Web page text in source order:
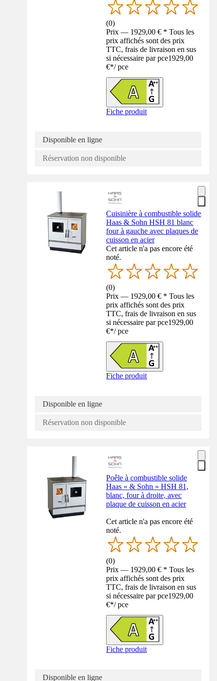
(0)
Prix — 1929,00 € * Tous les
prix affichés sont des prix
TTC, frais de livraison en sus
si nécessaire par pce1929,00
€*/ pce
Fiche produit
Disponible en ligne
Réservation non disponible
Cuisinière à combustible solide
Haas & Sohn HSH 81 blanc
four à gauche avec plaques de
cuisson en acier
Cet article n'a pas encore été
noté.
(0)
Prix — 1929,00 € * Tous les
prix affichés sont des prix
TTC, frais de livraison en sus
si nécessaire par pce1929,00
€*/ pce
Fiche produit
Disponible en ligne
Réservation non disponible
Poêle à combustible solide
Haas « & Sohn » HSH 81,
blanc, four à droite, avec
plaque de cuisson en acier
Cet article n'a pas encore été
noté.
(0)
Prix — 1929,00 € * Tous les
prix affichés sont des prix
TTC, frais de livraison en sus
si nécessaire par pce1929,00
€*/ pce
Fiche produit
Disponible en ligne